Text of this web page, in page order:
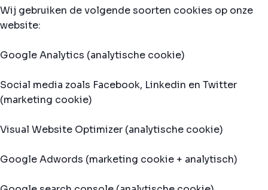
Wij gebruiken de volgende soorten cookies op onze
website:
Google Analytics (analytische cookie)
Social media zoals Facebook, Linkedin en Twitter
(marketing cookie)
Visual Website Optimizer (analytische cookie)
Google Adwords (marketing cookie + analytisch)